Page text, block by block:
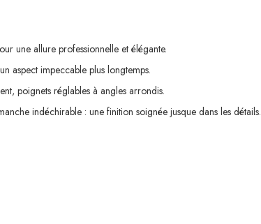
une allure professionnelle et élégante.
aspect impeccable plus longtemps.
poignets réglables à angles arrondis.
indéchirable : une finition soignée jusque dans les détails.